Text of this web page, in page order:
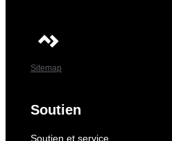
Sitemap
Soutien
Soutien et service